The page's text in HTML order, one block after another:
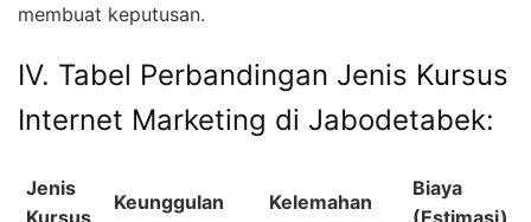
membuat keputusan.
IV. Tabel Perbandingan Jenis Kursus
Internet Marketing di Jabodetabek:
Jenis
Keunggulan Kelemahan
Biaya